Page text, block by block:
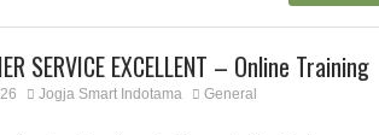
SERVICE EXCELLENT – Online Training
Jogja Smart Indotama
General